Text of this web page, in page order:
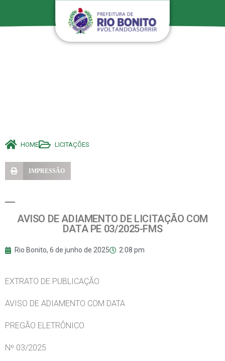
HOME LICITAÇÕES
IMPRESSÃO
AVISO DE ADIAMENTO DE LICITAÇÃO COM
DATA PE 03/2025-FMS
Rio Bonito, 6 de junho de 2025 2:08 pm
EXTRATO DE PUBLICAÇÃO
AVISO DE ADIAMENTO COM DATA
PREGÃO ELETRÔNICO
Nº 03/2025